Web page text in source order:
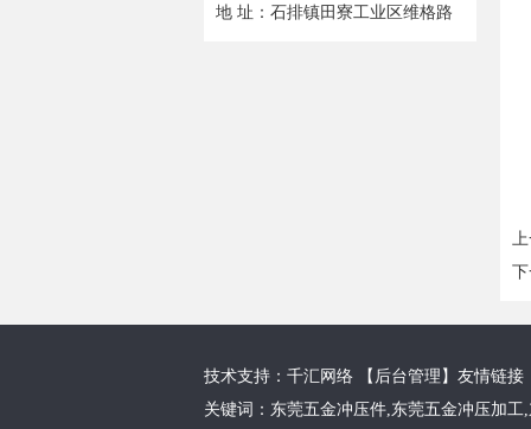
地 址：石排镇田寮工业区维格路
技术支持：千汇网络 【 后台管理 】友情链接
关键词： 东莞五金冲压件,东莞五金冲压加工,